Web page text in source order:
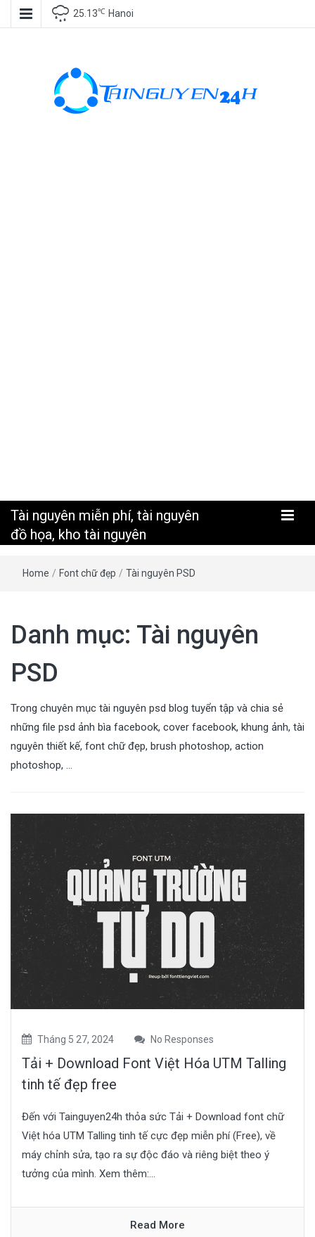
25.13℃ Hanoi
Tài nguyên miễn phí, tài nguyên
đồ họa, kho tài nguyên
Home / Font chữ đẹp / Tài nguyên PSD
Danh mục: Tài nguyên
PSD
Trong chuyên mục tài nguyên psd blog tuyển tập và chia sẻ
những file psd ảnh bìa facebook, cover facebook, khung ảnh, tài
nguyên thiết kế, font chữ đẹp, brush photoshop, action
photoshop, …
Tháng 5 27, 2024 No Responses
Tải + Download Font Việt Hóa UTM Talling
tinh tế đẹp free
Đến với Tainguyen24h thỏa sức Tải + Download font chữ
Việt hóa UTM Talling tinh tế cực đẹp miễn phí (Free), về
máy chỉnh sửa, tạo ra sự độc đáo và riêng biệt theo ý
tưởng của mình. Xem thêm:...
Read More